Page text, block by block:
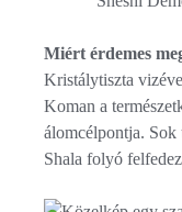
Miért érdemes
Kristálytiszta
Koman a
álomcélpontja. Sok
Shala folyó